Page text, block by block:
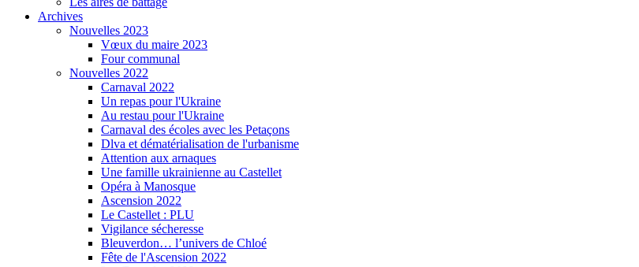
Archives
Nouvelles 2023
Vœux du maire 2023
Four communal
Nouvelles 2022
Carnaval 2022
Un repas pour l'Ukraine
Au restau pour l'Ukraine
Carnaval des écoles avec les Petaçons
Dlva et dématérialisation de l'urbanisme
Attention aux arnaques
Une famille ukrainienne au Castellet
Opéra à Manosque
Ascension 2022
Le Castellet : PLU
Vigilance sécheresse
Bleuverdon… l’univers de Chloé
Fête de l'Ascension 2022